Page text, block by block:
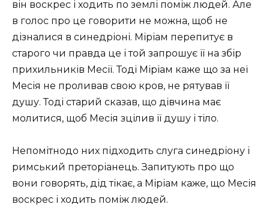
він воскрес і ходить по землі поміж людей. Але
в голос про це говорити не можна, щоб не
дізналися в синедріоні. Міріам перепитує в
старого чи правда це і той запрошує її на збір
прихильників Месії. Тоді Міріам каже що за неї
Месія не проливав свою кров, не рятував її
душу. Тоді старий сказав, що дівчина має
молитися, щоб Месія зцілив її душу і тіло.
Непомітнодо них підходить слуга синедріону і
римський преторіанець. Запитують про що
вони говорять, дід тікає, а Міріам каже, що Месія
воскрес і ходить поміж людей.